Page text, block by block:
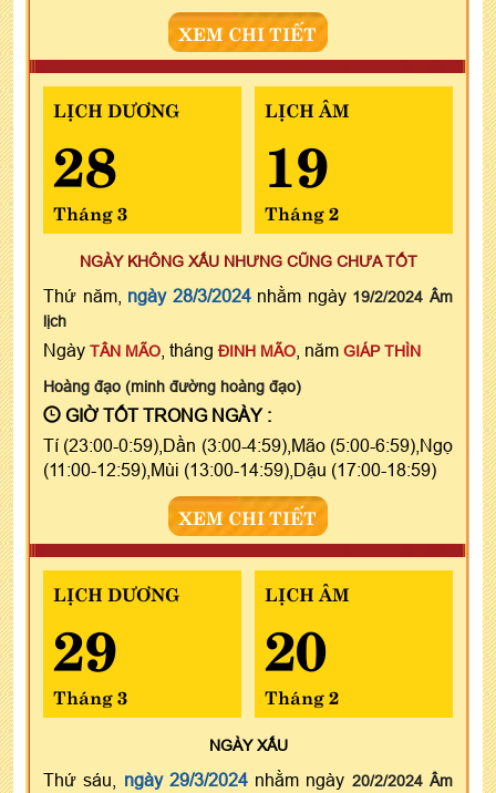
XEM CHI TIẾT
LỊCH DƯƠNG
28
Tháng 3
LỊCH ÂM
19
Tháng 2
NGÀY KHÔNG XẤU NHƯNG CŨNG CHƯA TỐT
Thứ năm, ngày 28/3/2024nhằm ngày 19/2/2024 Âm
lịch
Ngày TÂN MÃO , tháng ĐINH MÃO , năm GIÁP THÌN
Hoàng đạo (minh đường hoàng đạo)
GIỜ TỐT TRONG NGÀY :
Tí (23:00-0:59),Dần (3:00-4:59),Mão (5:00-6:59),Ngọ
(11:00-12:59),Mùi (13:00-14:59),Dậu (17:00-18:59)
XEM CHI TIẾT
LỊCH DƯƠNG
29
Tháng 3
LỊCH ÂM
20
Tháng 2
NGÀYXẤU
Thứ sáu, ngày 29/3/2024nhằm ngày 20/2/2024 Âm